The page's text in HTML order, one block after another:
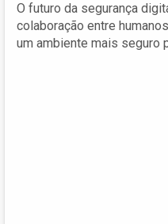
O futuro da segurança
colaboração entre
um ambiente mais seguro